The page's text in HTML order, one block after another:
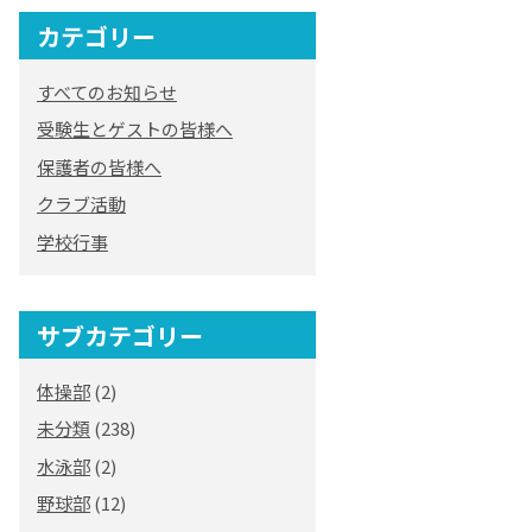
カテゴリー
すべてのお知らせ
受験生とゲストの皆様へ
保護者の皆様へ
クラブ活動
学校行事
サブカテゴリー
体操部(2)
未分類 (238)
水泳部(2)
野球部(12)